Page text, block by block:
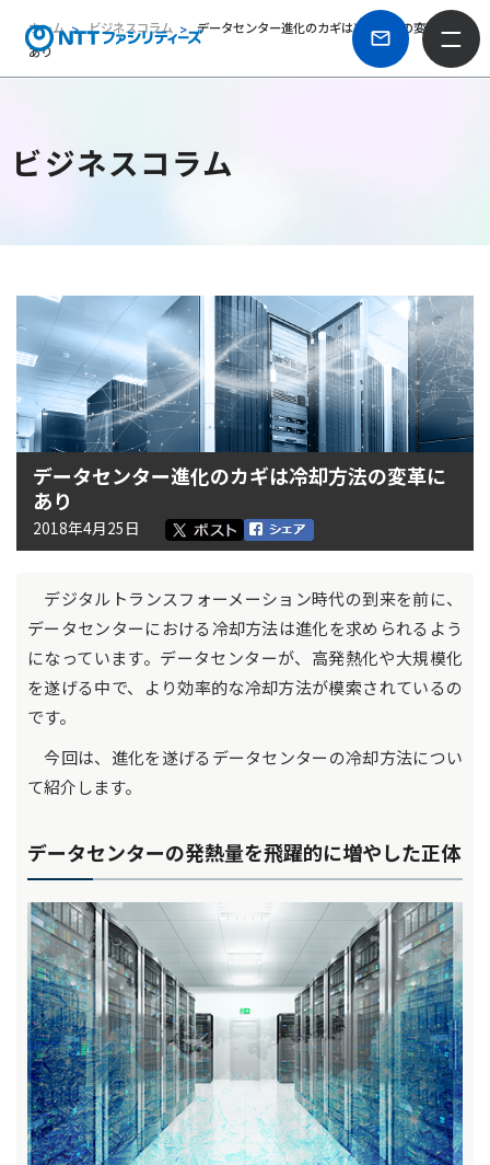
ホーム ビジネスコラム
データセンター進化のカギは冷却方法の変革に
あり
ビジネスコラム
データセンター進化のカギは冷却方法の変革に
あり
2018年4月25日
デジタルトランスフォーメーション時代の到来を前に、
データセンターにおける冷却方法は進化を求められるよう
になっています。データセンターが、高発熱化や大規模化
を遂げる中で、より効率的な冷却方法が模索されているの
です。
今回は、進化を遂げるデータセンターの冷却方法につい
て紹介します。
データセンターの発熱量を飛躍的に増やした正体